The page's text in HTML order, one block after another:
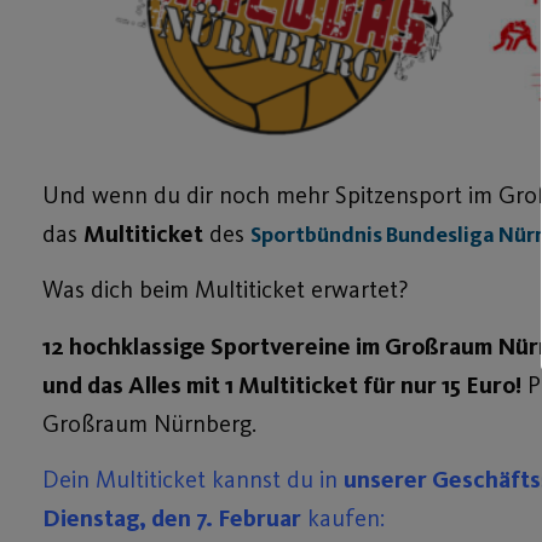
Und wenn du dir noch mehr Spitzensport im
das Multiticket des Sportbündnis Bundesliga
Was dich beim Multiticket erwartet?
12 hochklassige Sportvereine im Großraum
und das Alles mit 1 Multiticket für nur 15 Euro!
Großraum Nürnberg.
Dein Multiticket kannst du in unserer
Dienstag, den 7. Februar kaufen: